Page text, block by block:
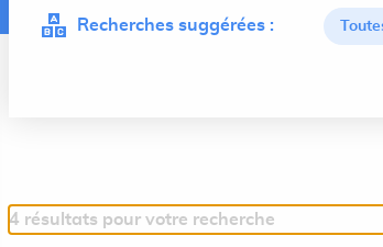
Recherches suggérées :
4 résultats pour votre recherche